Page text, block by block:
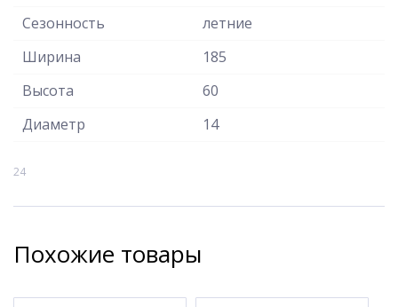
Сезонность
летние
Ширина
185
Высота
60
Диаметр
14
24
Похожие товары